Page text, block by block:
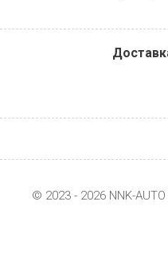
© 2023 - 2026 NNK-AUTO